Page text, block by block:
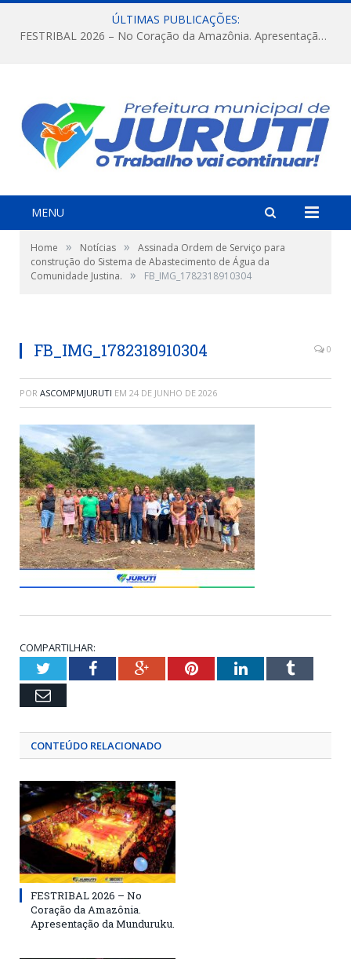
ÚLTIMAS PUBLICAÇÕES:
FESTRIBAL 2026 – No Coração da Amazônia. Apresentação da Munduruku.
MENU
Home » Notícias »
Assinada Ordem de Serviço para
construção do Sistema de Abastecimento de Água da
Comunidade Justina.
» FB_IMG_1782318910304
FB_IMG_1782318910304 0
POR ASCOMPMJURUTI EM 24 DE JUNHO DE 2026
COMPARTILHAR:
TwitterFacebookGoogle+PinterestLinkedInTumblr
Email
CONTEÚDO RELACIONADO
FESTRIBAL 2026 – No
Coração da Amazônia.
Apresentação da Munduruku.